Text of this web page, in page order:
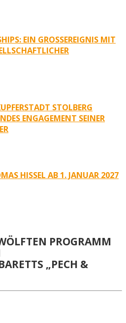
EIN GROSSEREIGNIS MIT S
S
STOLBERG
ENGAGEMENT SEINER
HISSEL AB 1. JANUAR 2027
PROGRAMM
„PECH &